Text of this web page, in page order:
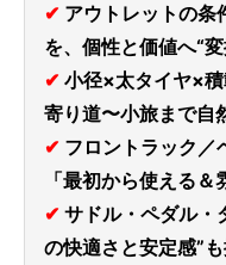
✔ アウトレットの条
を、個性と価値へ“
✔ 小径×太タイヤ×
寄り道〜小旅まで自
✔ フロントラック／
「最初から使える＆
✔ サドル・ペダル・
の快適さと安定感”